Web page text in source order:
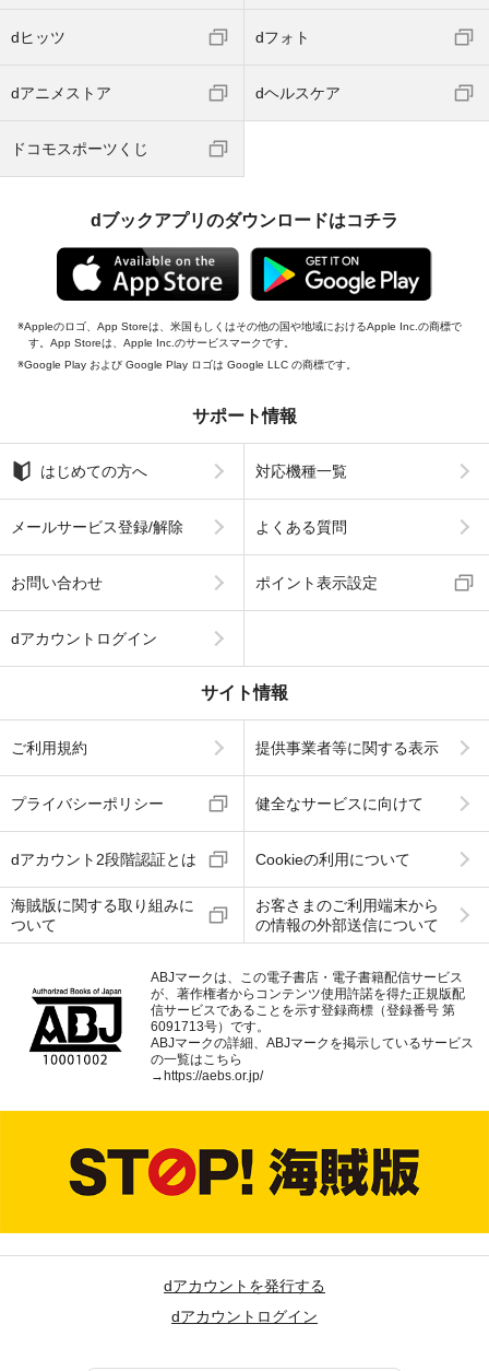
dヒッツ dフォト
dアニメストア dヘルスケア
ドコモスポーツくじ
dブックアプリのダウンロードはコチラ
Appleのロゴ、App Storeは、米国もしくはその他の国や地域におけるApple Inc.の商標で
す。App Storeは、Apple Inc.のサービスマークです。
Google Play および Google Play ロゴは Google LLC の商標です。
サポート情報
はじめての方へ 対応機種一覧
メールサービス登録/解除 よくある質問
お問い合わせ ポイント表示設定
dアカウントログイン
サイト情報
ご利用規約 提供事業者等に関する表示
プライバシーポリシー 健全なサービスに向けて
dアカウント2段階認証とは Cookieの利用について
海賊版に関する取り組みに
ついて
お客さまのご利用端末から
の情報の外部送信について
ABJマークは、この電子書店・電子書籍配信サービス
が、著作権者からコンテンツ使用許諾を得た正規版配
信サービスであることを示す登録商標（登録番号 第
6091713号）です。
ABJマークの詳細、ABJマークを掲示しているサービス
の一覧はこちら
→https://aebs.or.jp/
dアカウントを発行する
dアカウントログイン